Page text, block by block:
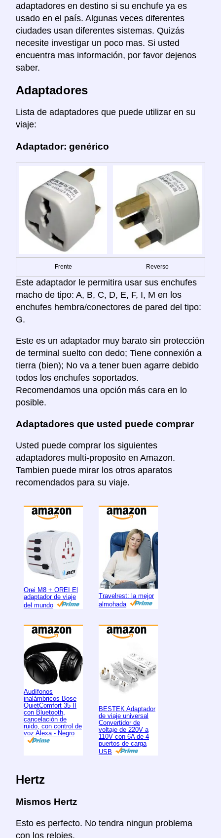
adaptadores en destino si su enchufe ya es
usado en el país. Algunas veces diferentes
ciudades usan diferentes sistemas. Quizás
necesite investigar un poco mas. Si usted
encuentra mas información, por favor dejenos
saber.
Adaptadores
Lista de adaptadores que puede utilizar en su
viaje:
Adaptador: genérico
Frente Reverso
Este adaptador le permitira usar sus enchufes
macho de tipo: A, B, C, D, E, F, I, M en los
enchufes hembra/conectores de pared del tipo:
G.
Este es un adaptador muy barato sin protección
de terminal suelto con dedo; Tiene connexión a
tierra (bien); No va a tener buen agarre debido
todos los enchufes soportados.
Recomendamos una opción más cara en lo
posible.
Adaptadores que usted puede comprar
Usted puede comprar los siguientes
adaptadores multi-proposito en Amazon.
Tambien puede mirar los otros aparatos
recomendados para su viaje.
Orei M8 + OREI El
adaptador de viaje
del mundo
Travelrest: la mejor
almohada
Audífonos
inalámbricos Bose
QuietComfort 35 II
con Bluetooth,
cancelación de
ruido, con control de
voz Alexa - Negro
BESTEK Adaptador
de viaje universal
Convertidor de
voltaje de 220V a
110V con 6A de 4
puertos de carga
USB
Hertz
Mismos Hertz
Esto es perfecto. No tendra ningun problema
con los relojes.